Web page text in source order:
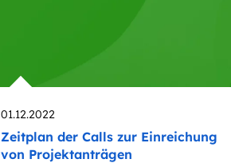
Opublikowano
01.12.2022
Zeitplan der Calls zur Einreichung
von Projektanträgen